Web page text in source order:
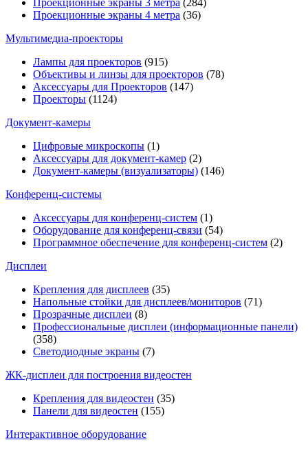
Проекционные экраны 3 метра (284)
Проекционные экраны 4 метра (36)
Мультимедиa-проекторы
Лампы для проекторов (915)
Объективы и линзы для проекторов (78)
Аксессуары для Проекторов (147)
Проекторы (1124)
Документ-камеры
Цифровые микроскопы (1)
Аксессуары для документ-камер (2)
Документ-камеры (визуализаторы) (146)
Конференц-системы
Аксессуары для конференц-систем (1)
Оборудование для конференц-связи (54)
Программное обеспечение для конференц-систем (2)
Дисплеи
Крепления для дисплеев (35)
Напольные стойки для дисплеев/мониторов (71)
Прозрачные дисплеи (8)
Профессиональные дисплеи (информационные панели)
(358)
Светодиодные экраны (7)
ЖК-дисплеи для построения видеостен
Крепления для видеостен (35)
Панели для видеостен (155)
Интерактивное оборудование